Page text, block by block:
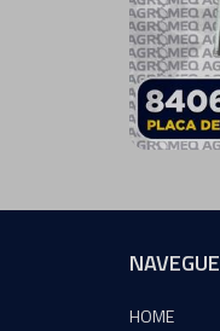
NAVEGUE
HOME